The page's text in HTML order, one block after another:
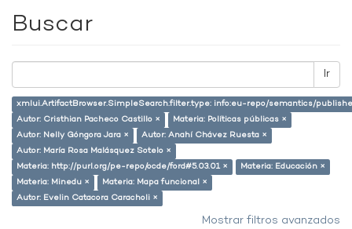
Buscar
Ir
xmlui.ArtifactBrowser.SimpleSearch.filter.type: info:eu-repo/semantics/
Autor: Cristhian Pacheco Castillo ×
Materia: Políticas públicas ×
Autor: Nelly Góngora Jara ×
Autor: Anahí Chávez Ruesta ×
Autor: María Rosa Malásquez Sotelo ×
Materia: http://purl.org/pe-repo/ocde/ford#5.03.01 ×
Materia: Educación ×
Materia: Minedu ×
Materia: Mapa funcional ×
Autor: Evelin Catacora Caracholi ×
Mostrar filtros avanzados